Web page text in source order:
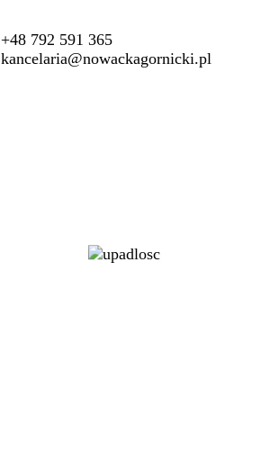
+48 792 591 365
kancelaria@nowackagornicki.pl